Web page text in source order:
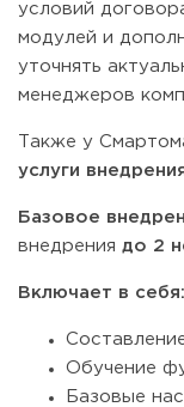
условий
модулей и
уточнять
менеджеров
Также у
услуги
Базовое
внедрения до 2
Включает в себя:
Обучение
Базовые